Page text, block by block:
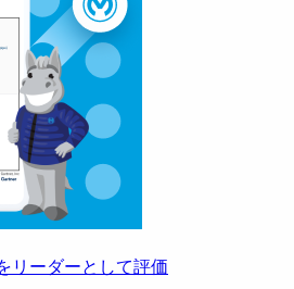
リーダーとして評価